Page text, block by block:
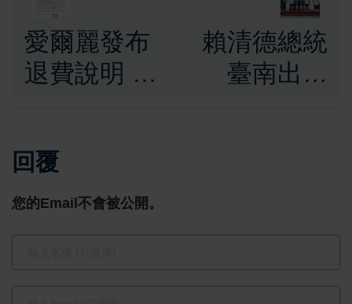
愛爾麗發布
退費說明 北
5月11日起
開設專場法
賴清德總統
臺南出席
回覆
您的Email不會被公開。